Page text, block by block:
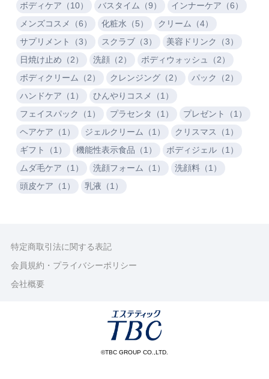
ボディケア（10）
バスタイム（9）
インナーケア（6）
メンズコスメ（6）
化粧水（5）
クリーム（4）
サプリメント（3）
スクラブ（3）
美容ドリンク（3）
日焼け止め（2）
洗顔（2）
ボディウォッシュ（2）
ボディクリーム（2）
クレンジング（2）
パック（2）
ハンドケア（1）
ひんやりコスメ（1）
フェイスパック（1）
プラセンタ（1）
プレゼント（1）
ヘアケア（1）
ジェルクリーム（1）
クリスマス（1）
ギフト（1）
機能性表示食品（1）
ボディジェル（1）
ムダ毛ケア（1）
洗顔フォーム（1）
洗顔料（1）
頭皮ケア（1）
乳液（1）
特定商取引法に関する表記
会員規約・プライバシーポリシー
会社概要
©TBC GROUP CO.,LTD.